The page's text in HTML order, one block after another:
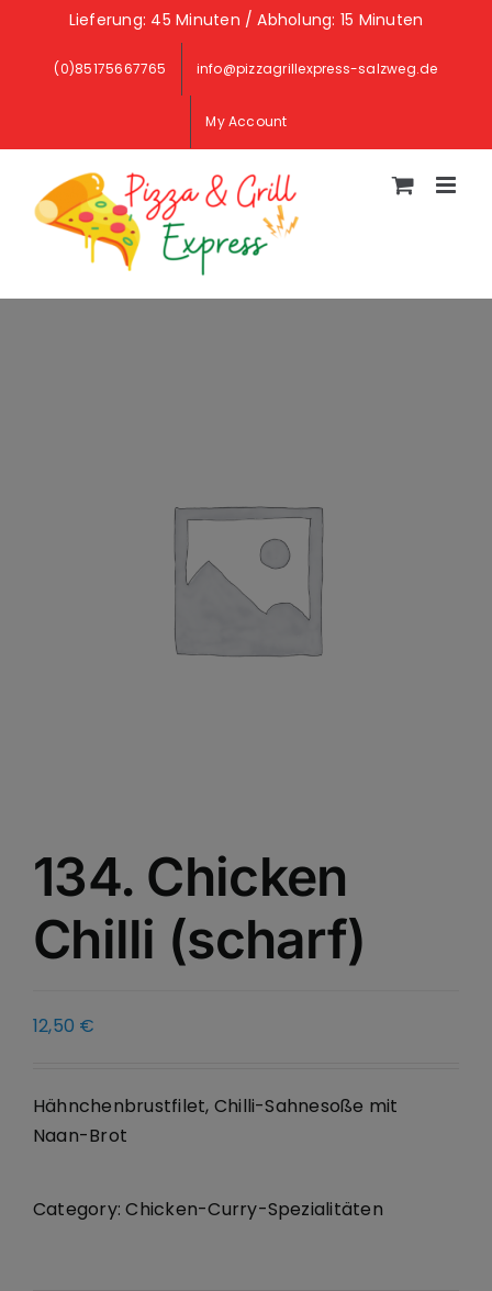
content
Lieferung: 45 Minuten / Abholung: 15 Minuten
(0)85175667765 info@pizzagrillexpress-salzweg.de
My Account
134. Chicken
Chilli (scharf)
12,50 €
Hähnchenbrustfilet, Chilli-Sahnesoße mit
Naan-Brot
Category:Chicken-Curry-Spezialitäten